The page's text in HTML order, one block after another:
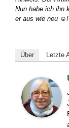
Nun habe ich ihn
er aus wie neu ☺️!
Über Letzte